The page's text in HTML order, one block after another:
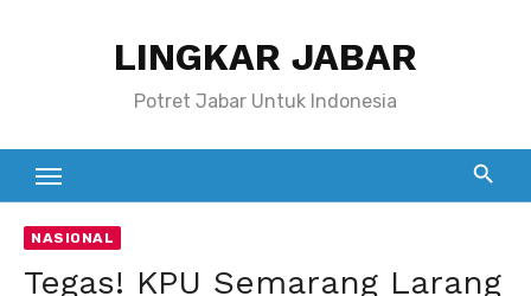
LINGKAR JABAR
Potret Jabar Untuk Indonesia
NASIONAL
Tegas! KPU Semarang Larang